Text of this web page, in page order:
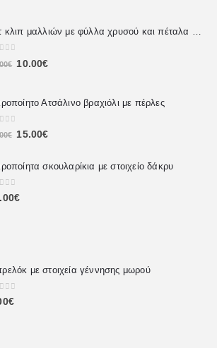
of 5
€ 10.00€
Ατσάλινο βραχιόλι με πέρλες
of 5
€ 15.00€
σκουλαρίκια με στοιχείο δάκρυ
of 5
€
με στοιχεία γέννησης μωρού
of 5
€